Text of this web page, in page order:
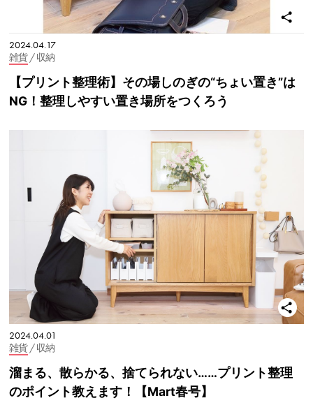
2024.04.17
雑貨/ 収納
【プリント整理術】その場しのぎの“ちょい置き”は
NG！整理しやすい置き場所をつくろう
2024.04.01
雑貨/ 収納
溜まる、散らかる、捨てられない……プリント整理
のポイント教えます！【Mart春号】